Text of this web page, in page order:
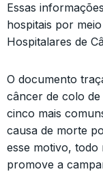
Essas
hospitais por
Hospitalares de
O documento
câncer de colo
cinco mais
causa de morte
esse motivo, todo
promove a